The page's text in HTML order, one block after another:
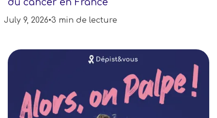
du cancer en France
July 9, 2026•3 min de lecture